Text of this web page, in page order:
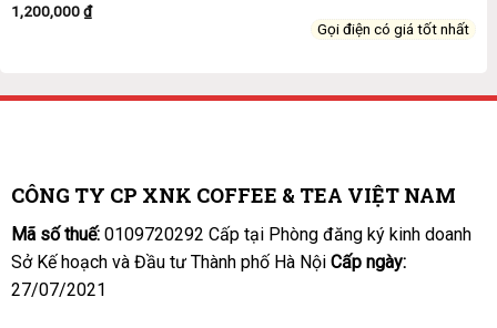
1,200,000₫
Gọi điện có giá tốt nhất
CÔNG TY CP XNK COFFEE & TEA VIỆT NAM
Mã số thuế:0109720292 Cấp tại Phòng đăng ký kinh doanh
Sở Kế hoạch và Đầu tư Thành phố Hà Nội Cấp ngày:
27/07/2021